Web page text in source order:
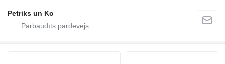
Petriks un Ko